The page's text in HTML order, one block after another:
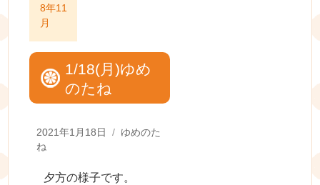
8年11
月
1/18(月)ゆめ
のたね
Posted
on
2021年1月18日 Categories
ゆめのた
ね
夕方の様子です。